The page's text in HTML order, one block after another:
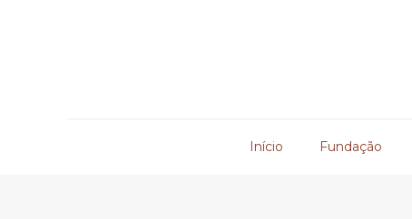
Início Fundação